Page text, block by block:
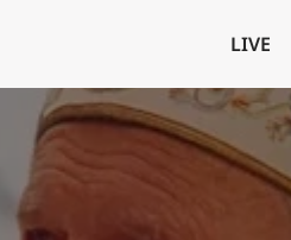
LIVE